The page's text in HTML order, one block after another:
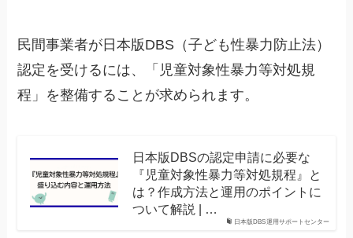
民間事業者が日本版DBS（子ども性暴力防止法）
認定を受けるには、「児童対象性暴力等対処規
程」を整備することが求められます。
日本版DBS運用サポートセンター
日本版DBSの認定申請に必要な
『児童対象性暴力等対処規程』と
は？作成方法と運用のポイントに
ついて解説 | …